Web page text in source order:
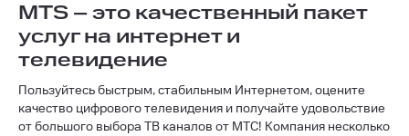
MTS – это качественный пакет
услуг на интернет и
телевидение
Пользуйтесь быстрым, стабильным Интернетом, оцените
качество цифрового телевидения и получайте удовольствие
от большого выбора ТВ каналов от МТС! Компания несколько